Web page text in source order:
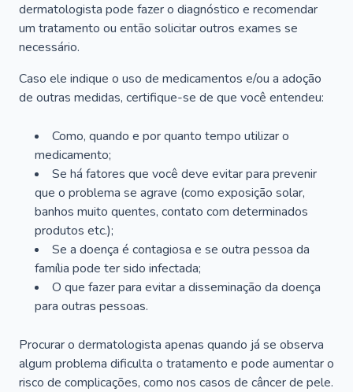
dermatologista pode fazer o diagnóstico e recomendar
um tratamento ou então solicitar outros exames se
necessário.
Caso ele indique o uso de medicamentos e/ou a adoção
de outras medidas, certifique-se de que você entendeu:
Como, quando e por quanto tempo utilizar o
medicamento;
Se há fatores que você deve evitar para prevenir
que o problema se agrave (como exposição solar,
banhos muito quentes, contato com determinados
produtos etc.);
Se a doença é contagiosa e se outra pessoa da
família pode ter sido infectada;
O que fazer para evitar a disseminação da doença
para outras pessoas.
Procurar o dermatologista apenas quando já se observa
algum problema dificulta o tratamento e pode aumentar o
risco de complicações, como nos casos de câncer de pele.